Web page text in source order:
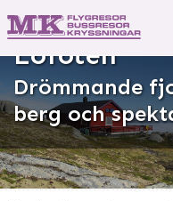
Lofoten
Drömmande
berg och